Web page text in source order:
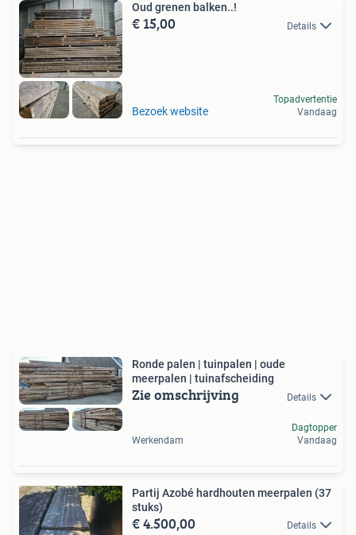
Oud grenen balken..!
€ 15,00 Details
Bezoek website
Topadvertentie
Vandaag
Ronde palen | tuinpalen | oude
meerpalen | tuinafscheiding
Zie omschrijving Details
Werkendam
Dagtopper
Vandaag
Partij Azobé hardhouten meerpalen (37
stuks)
€ 4.500,00 Details